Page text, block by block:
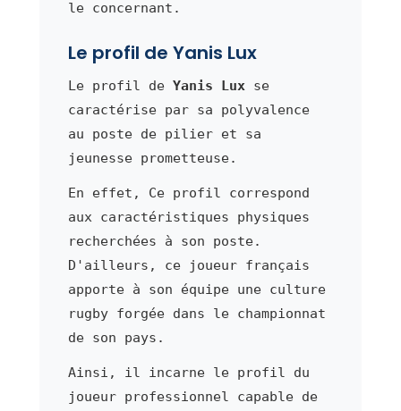
le concernant.
Le profil de Yanis Lux
Le profil de Yanis Luxse
caractérise par sa polyvalence
au poste de pilier et sa
jeunesse prometteuse.
En effet, Ce profil correspond
aux caractéristiques physiques
recherchées à son poste.
D'ailleurs, ce joueur français
apporte à son équipe une culture
rugby forgée dans le championnat
de son pays.
Ainsi, il incarne le profil du
joueur professionnel capable de